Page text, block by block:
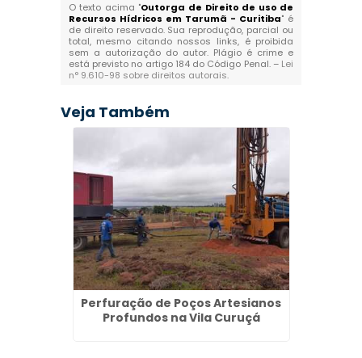
O texto acima "Outorga de Direito de uso de
Recursos Hídricos em Tarumã - Curitiba" é
de direito reservado. Sua reprodução, parcial ou
total, mesmo citando nossos links, é proibida
sem a autorização do autor. Plágio é crime e
está previsto no artigo 184 do Código Penal. – Lei
n° 9.610-98 sobre direitos autorais.
Veja Também
Perfuração de Poços Artesianos
Profundos na Vila Curuçá